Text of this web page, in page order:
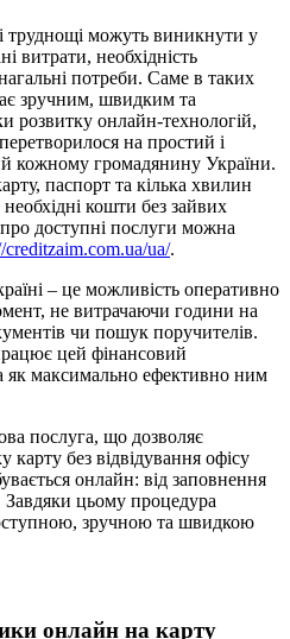
труднощі можуть виникнути у
витрати, необхідність
потреби. Саме в таких
зручним, швидким та
розвитку онлайн-технологій,
на простий і
кожному громадянину України.
паспорт та кілька хвилин
кошти без зайвих
доступні послуги можна
creditzaim.com.ua/ua/.
– це можливість оперативно
не витрачаючи години на
чи пошук поручителів.
цей фінансовий
як максимально ефективно ним
послуга, що дозволяє
карту без відвідування офісу
онлайн: від заповнення
цьому процедура
зручною та швидкою
онлайн на карту